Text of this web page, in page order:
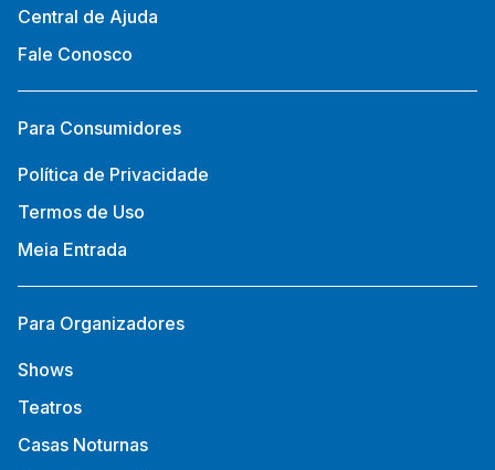
Central de Ajuda
Fale Conosco
Para Consumidores
Política de Privacidade
Termos de Uso
Meia Entrada
Para Organizadores
Shows
Teatros
Casas Noturnas